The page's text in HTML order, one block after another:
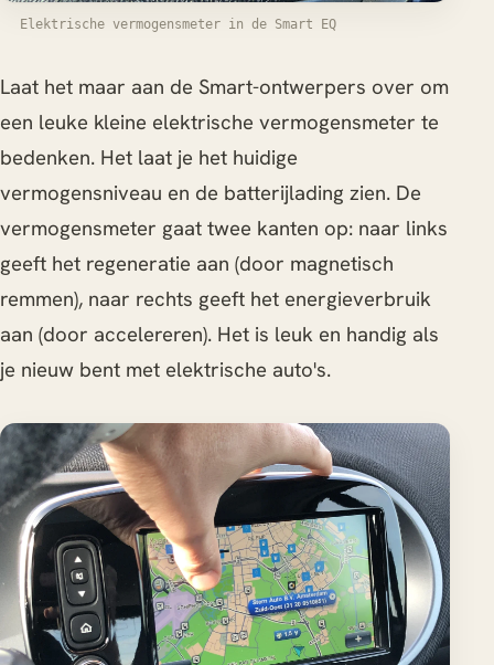
Elektrische vermogensmeter in de Smart EQ
Laat het maar aan de Smart-ontwerpers over om
een leuke kleine elektrische vermogensmeter te
bedenken. Het laat je het huidige
vermogensniveau en de batterijlading zien. De
vermogensmeter gaat twee kanten op: naar links
geeft het regeneratie aan (door magnetisch
remmen), naar rechts geeft het energieverbruik
aan (door accelereren). Het is leuk en handig als
je nieuw bent met elektrische auto's.